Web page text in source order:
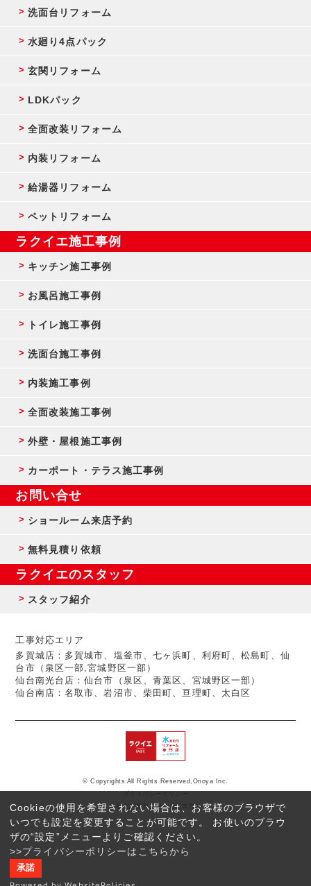
Cookieの使用を希望されない場合は、お客様のブラウザで
いつでも設定を変更することが可能です。 お使いのブラウ
ザの“設定”メニューよりご確認ください。
>>プライバシーポリシーはこちらから
承諾
反社会的勢力に対する基本方針
© Copyrights All Rights Reserved,Onoya Inc.
洗面台リフォーム
水廻り4点パック
玄関リフォーム
LDKパック
全面改装リフォーム
内装リフォーム
給湯器リフォーム
ペットリフォーム
ラクイエ施工事例
キッチン施工事例
お風呂施工事例
トイレ施工事例
洗面台施工事例
内装施工事例
全面改装施工事例
外壁・屋根施工事例
カーポート・テラス施工事例
お問い合せ
ショールーム来店予約
無料見積り依頼
ラクイエのスタッフ
スタッフ紹介
工事対応エリア
多賀城店：多賀城市、塩釜市、七ヶ浜町、利府町、松島町、仙
台市（泉区一部,宮城野区一部）
仙台南光台店：仙台市（泉区、青葉区、宮城野区一部）
仙台南店：名取市、岩沼市、柴田町、亘理町、太白区